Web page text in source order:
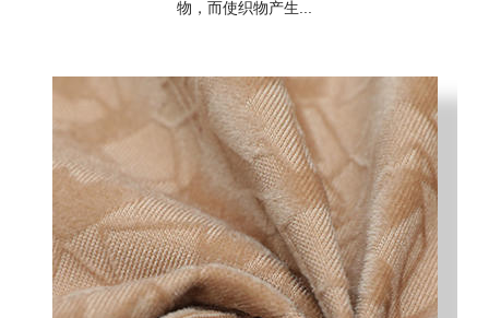
物，而使织物产生...